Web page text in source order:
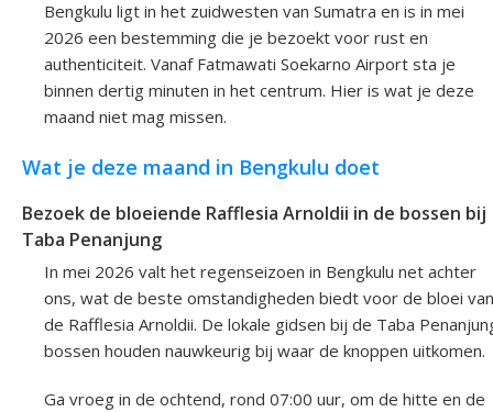
Bengkulu ligt in het zuidwesten van Sumatra en is in mei
2026 een bestemming die je bezoekt voor rust en
authenticiteit. Vanaf Fatmawati Soekarno Airport sta je
binnen dertig minuten in het centrum. Hier is wat je deze
maand niet mag missen.
Wat je deze maand in Bengkulu doet
Bezoek de bloeiende Rafflesia Arnoldii in de bossen bij
Taba Penanjung
In mei 2026 valt het regenseizoen in Bengkulu net achter
ons, wat de beste omstandigheden biedt voor de bloei van
de Rafflesia Arnoldii. De lokale gidsen bij de Taba
bossen houden nauwkeurig bij waar de knoppen uitkomen.
Ga vroeg in de ochtend, rond 07:00 uur, om de hitte en de